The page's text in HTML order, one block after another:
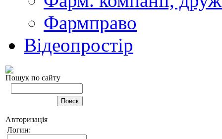
Фармправо
Відеопростір
Пошук по сайту
Авторизація
Логин: